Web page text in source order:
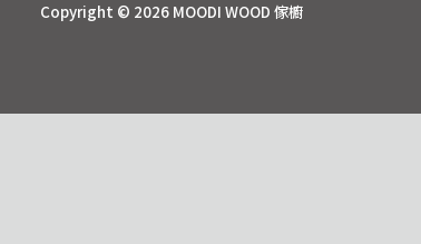
Copyright © 2026 MOODI WOOD 傢櫥